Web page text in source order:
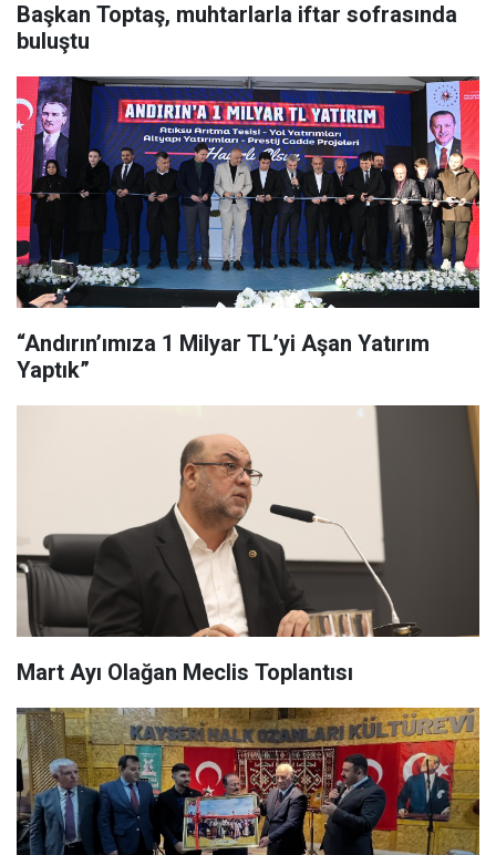
Başkan Toptaş, muhtarlarla iftar sofrasında
buluştu
“Andırın’ımıza 1 Milyar TL’yi Aşan Yatırım
Yaptık”
Mart Ayı Olağan Meclis Toplantısı